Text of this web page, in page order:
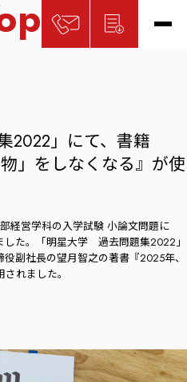
2022」にて、書籍
」をしなくなる』が使
経営学科の入学試験 小論文問題に
した。「明星大学 過去問題集2022」
副社長の望月智之の著書『2025年、
れました。